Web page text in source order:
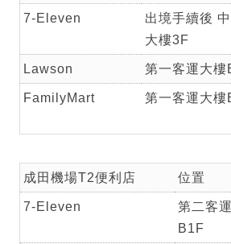
7-Eleven
出境手續後
大樓3F
Lawson 第一客運大樓
FamilyMart 第一客運大樓
成田機場T2便利店 位置
7-Eleven
第二客
B1F